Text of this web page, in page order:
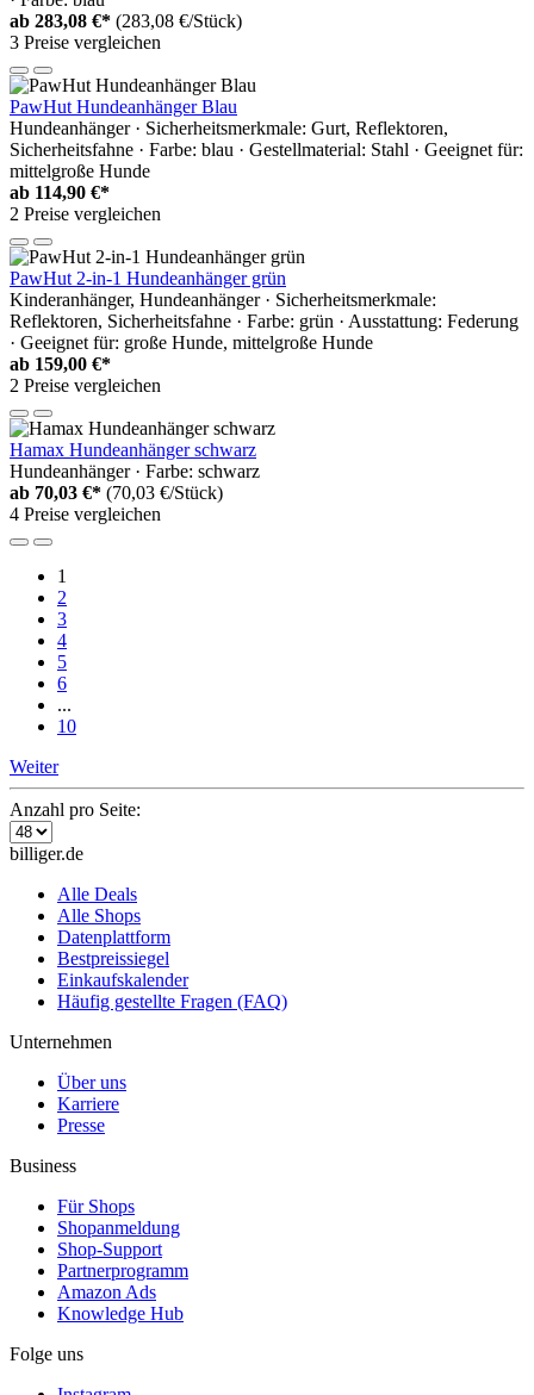
ab 283,08 €* (283,08 €/Stück)
3 Preise vergleichen
PawHut Hundeanhänger Blau
Hundeanhänger · Sicherheitsmerkmale: Gurt, Reflektoren,
Sicherheitsfahne · Farbe: blau · Gestellmaterial: Stahl · Geeignet für:
mittelgroße Hunde
ab 114,90 €*
2 Preise vergleichen
PawHut 2-in-1 Hundeanhänger grün
Kinderanhänger, Hundeanhänger · Sicherheitsmerkmale:
Reflektoren, Sicherheitsfahne · Farbe: grün · Ausstattung: Federung
· Geeignet für: große Hunde, mittelgroße Hunde
ab 159,00 €*
2 Preise vergleichen
Hamax Hundeanhänger schwarz
Hundeanhänger · Farbe: schwarz
ab 70,03 €* (70,03 €/Stück)
4 Preise vergleichen
1
2
3
4
5
6
...
10
Weiter
Anzahl pro Seite:
billiger.de
Alle Deals
Alle Shops
Datenplattform
Bestpreissiegel
Einkaufskalender
Häufig gestellte Fragen (FAQ)
Unternehmen
Über uns
Karriere
Presse
Business
Für Shops
Shopanmeldung
Shop-Support
Partnerprogramm
Amazon Ads
Knowledge Hub
Folge uns